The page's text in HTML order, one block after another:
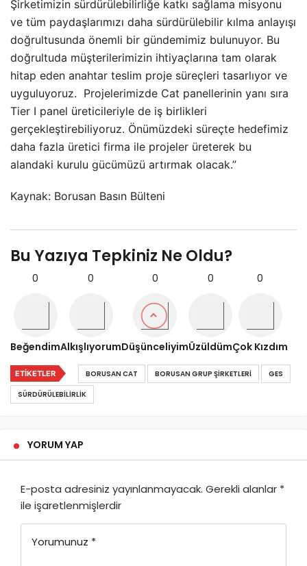
Şirketimizin sürdürülebilirliğe katkı sağlama misyonu
ve tüm paydaşlarımızı daha sürdürülebilir kılma anlayışı
doğrultusunda önemli bir gündemimiz bulunuyor. Bu
doğrultuda müşterilerimizin ihtiyaçlarına tam olarak
hitap eden anahtar teslim proje süreçleri tasarlıyor ve
uyguluyoruz. Projelerimizde Cat panellerinin yanı sıra
Tier I panel üreticileriyle de iş birlikleri
gerçekleştirebiliyoruz. Önümüzdeki süreçte hedefimiz
daha fazla üretici firma ile projeler üreterek bu
alandaki kurulu gücümüzü artırmak olacak.”
Kaynak: Borusan Basın Bülteni
Bu Yazıya Tepkiniz Ne Oldu?
0
Beğendim
0
Alkışlıyorum
0
Düşünceliyim
0
Üzüldüm
0
Çok Kızdım
ETIKETLER BORUSAN CAT BORUSAN GRUP ŞIRKETLERI
GES
SÜRDÜRÜLEBILIRLIK
YORUM YAP
E-posta adresiniz yayınlanmayacak. Gerekli alanlar *
ile işaretlenmişlerdir
Yorumunuz *